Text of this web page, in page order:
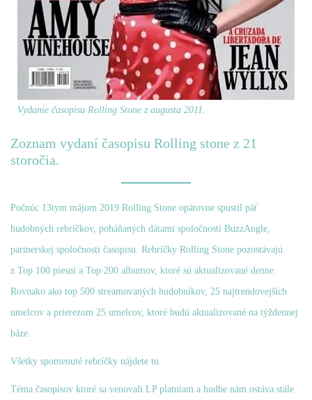
Vydanie časopisu Rolling Stone z augusta 2011.
Zoznam vydaní časopisu Rolling stone z 21
storočia.
Počnúc 13tym májom 2019 Rolling Stone opätovne spustil päť
hudobných rebríčkov, poháňaných dátami spoločnosti BuzzAngle,
partnerskej spoločnosti časopisu. Rebríčky Rolling Stone pozostávajú
z Top 100 piesní a Top 200 albumov, ktoré sú aktualizované denne.
Rovnako ako top 500 streamovaných hudobníkov, 25 najtrendovejších
umelcov a prierezom 25 umelcov, ktoré budú aktualizované na týždennej
báze.
Všetky spomenuté rebríčky nájdete tu.
Téma časopisov ktoré sa venovali LP platniam a hudbe nám ostáva stále